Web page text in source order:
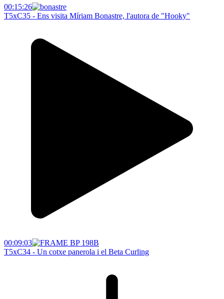
00:15:26
T5xC35 - Ens visita Míriam Bonastre, l'autora de "Hooky"
00:09:03
T5xC34 - Un cotxe panerola i el Beta Curling